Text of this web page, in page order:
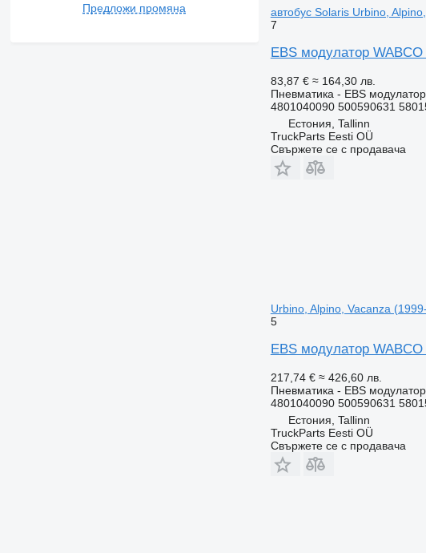
Предложи промяна
автобус Solaris Urbino,
7
EBS модулатор
83,87 € ≈ 164,30 лв.
Пневматика - EBS модулатор
4801040090 500590631
Естония, Tallinn
TruckParts Eesti OÜ
Свържете се с продавача
Urbino, Alpino, Vacanza
5
EBS модулатор
217,74 € ≈ 426,60 лв.
Пневматика - EBS модулатор
4801040090 500590631
Естония, Tallinn
TruckParts Eesti OÜ
Свържете се с продавача